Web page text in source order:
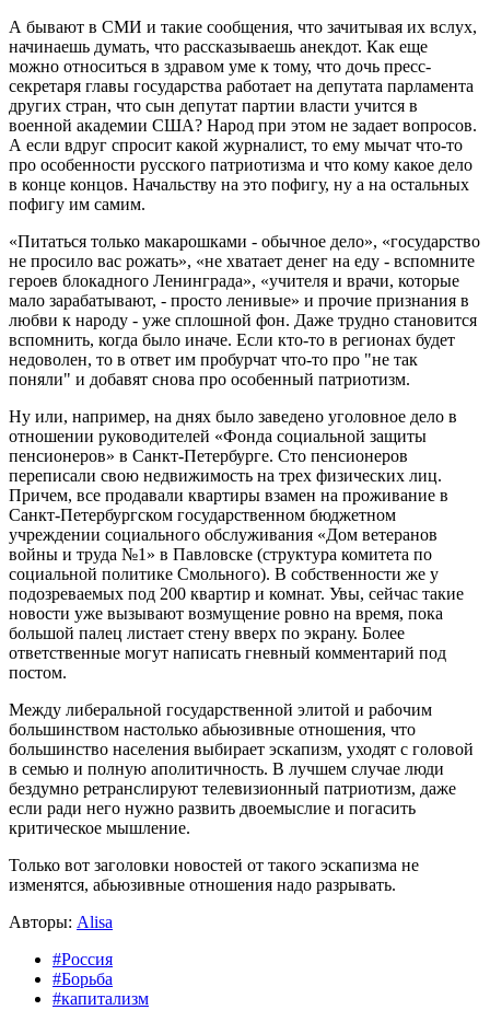
А бывают в СМИ и такие сообщения, что зачитывая их вслух,
начинаешь думать, что рассказываешь анекдот. Как еще
можно относиться в здравом уме к тому, что дочь пресс-
секретаря главы государства работает на депутата парламента
других стран, что сын депутат партии власти учится в
военной академии США? Народ при этом не задает вопросов.
А если вдруг спросит какой журналист, то ему мычат что-то
про особенности русского патриотизма и что кому какое дело
в конце концов. Начальству на это пофигу, ну а на остальных
пофигу им самим.
«Питаться только макарошками - обычное дело», «государство
не просило вас рожать», «не хватает денег на еду - вспомните
героев блокадного Ленинграда», «учителя и врачи, которые
мало зарабатывают, - просто ленивые» и прочие признания в
любви к народу - уже сплошной фон. Даже трудно становится
вспомнить, когда было иначе. Если кто-то в регионах будет
недоволен, то в ответ им пробурчат что-то про "не так
поняли" и добавят снова про особенный патриотизм.
Ну или, например, на днях было заведено уголовное дело в
отношении руководителей «Фонда социальной защиты
пенсионеров» в Санкт-Петербурге. Сто пенсионеров
переписали свою недвижимость на трех физических лиц.
Причем, все продавали квартиры взамен на проживание в
Санкт-Петербургском государственном бюджетном
учреждении социального обслуживания «Дом ветеранов
войны и труда №1» в Павловске (структура комитета по
социальной политике Смольного). В собственности же у
подозреваемых под 200 квартир и комнат. Увы, сейчас такие
новости уже вызывают возмущение ровно на время, пока
большой палец листает стену вверх по экрану. Более
ответственные могут написать гневный комментарий под
постом.
Между либеральной государственной элитой и рабочим
большинством настолько абьюзивные отношения, что
большинство населения выбирает эскапизм, уходят с головой
в семью и полную аполитичность. В лучшем случае люди
бездумно ретранслируют телевизионный патриотизм, даже
если ради него нужно развить двоемыслие и погасить
критическое мышление.
Только вот заголовки новостей от такого эскапизма не
изменятся, абьюзивные отношения надо разрывать.
Авторы: Alisa
#Россия
#Борьба
#капитализм